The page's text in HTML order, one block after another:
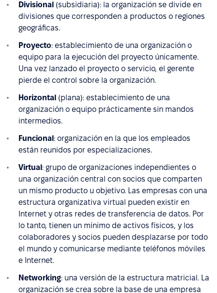
Divisional (subsidiaria): la organización se divide en
divisiones que corresponden a productos o regiones
geográficas.
Proyecto: establecimiento de una organización o
equipo para la ejecución del proyecto únicamente.
Una vez lanzado el proyecto o servicio, el gerente
pierde el control sobre la organización.
Horizontal (plana): establecimiento de una
organización o equipo prácticamente sin mandos
intermedios.
Funcional: organización en la que los empleados
están reunidos por especializaciones.
Virtual: grupo de organizaciones independientes o
una organización central con socios que comparten
un mismo producto u objetivo. Las empresas con una
estructura organizativa virtual pueden existir en
Internet y otras redes de transferencia de datos. Por
lo tanto, tienen un mínimo de activos físicos, y los
colaboradores y socios pueden desplazarse por todo
el mundo y comunicarse mediante teléfonos móviles
e Internet.
Networking: una versión de la estructura matricial. La
organización se crea sobre la base de una empresa